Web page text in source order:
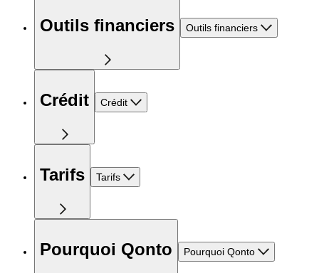
Outils financiers Outils financiers
Crédit Crédit
Tarifs Tarifs
Pourquoi Qonto Pourquoi Qonto